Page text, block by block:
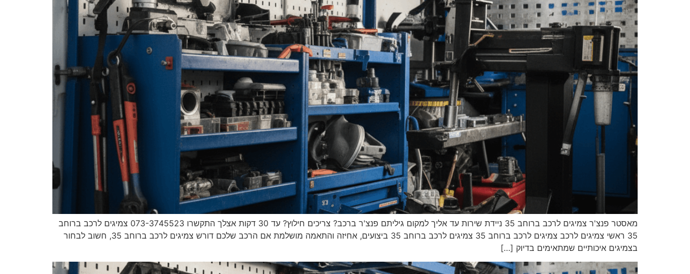
מאסטר פנצ'ר צמיגים לרכב ברוחב 35 ניידת שירות עד אליך למקום גיליתם פנצ'ר ברכב? צריכים חילוץ? עד 30 דקות אצלך התקשרו 073-3745523 צמיגים לרכב ברוחב
35 ראשי צמיגים לרכב צמיגים לרכב ברוחב 35 צמיגים לרכב ברוחב 35 ביצועים, אחיזה והתאמה מושלמת אם הרכב שלכם דורש צמיגים לרכב ברוחב 35, חשוב לבחור
בצמיגים איכותיים שמתאימים בדיוק […]